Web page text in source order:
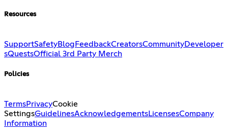
Resources
SupportSafetyBlog FeedbackCreatorsCommunityDeveloper
sQuestsOfficial 3rd Party Merch
Policies
TermsPrivacyCookie
SettingsGuidelinesAcknowledgementsLicensesCompany
Information